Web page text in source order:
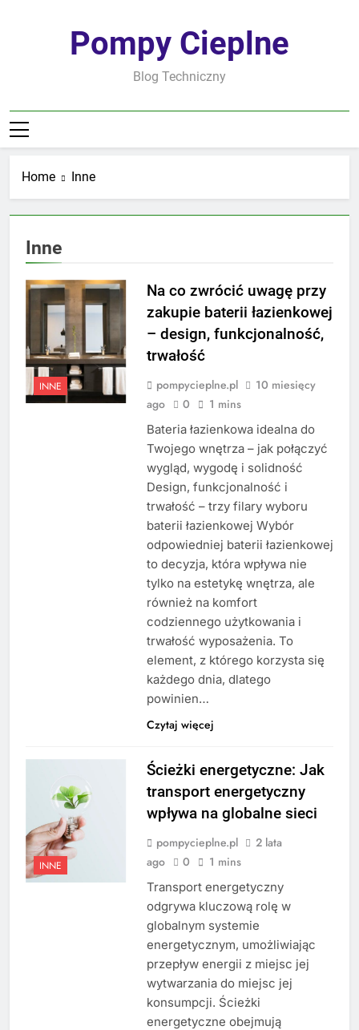
Pompy Cieplne
Blog Techniczny
Home Inne
Inne
INNE
Na co zwrócić uwagę przy
zakupie baterii łazienkowej
– design, funkcjonalność,
trwałość
pompycieplne.pl
10 miesięcy
ago
0 1 mins
Bateria łazienkowa idealna do
Twojego wnętrza – jak połączyć
wygląd, wygodę i solidność
Design, funkcjonalność i
trwałość – trzy filary wyboru
baterii łazienkowej Wybór
odpowiedniej baterii łazienkowej
to decyzja, która wpływa nie
tylko na estetykę wnętrza, ale
również na komfort
codziennego użytkowania i
trwałość wyposażenia. To
element, z którego korzysta się
każdego dnia, dlatego
powinien…
Czytaj więcej
INNE
Ścieżki energetyczne: Jak
transport energetyczny
wpływa na globalne sieci
pompycieplne.pl
2 lata
ago
0 1 mins
Transport energetyczny
odgrywa kluczową rolę w
globalnym systemie
energetycznym, umożliwiając
przepływ energii z miejsc jej
wytwarzania do miejsc jej
konsumpcji. Ścieżki
energetyczne obejmują